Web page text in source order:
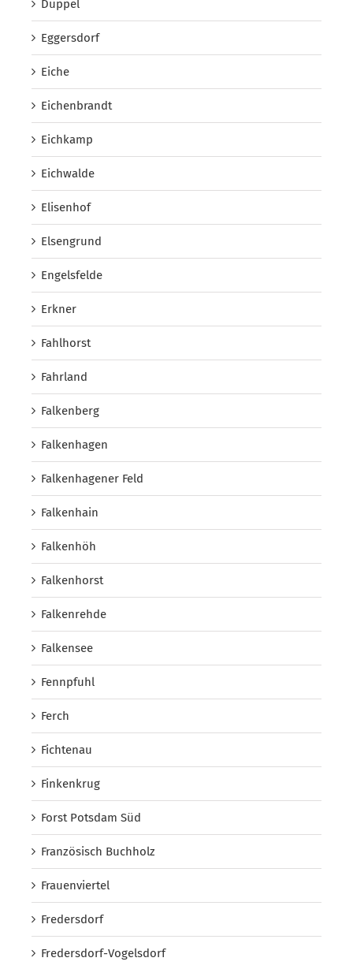
Düppel
Eggersdorf
Eiche
Eichenbrandt
Eichkamp
Eichwalde
Elisenhof
Elsengrund
Engelsfelde
Erkner
Fahlhorst
Fahrland
Falkenberg
Falkenhagen
Falkenhagener Feld
Falkenhain
Falkenhöh
Falkenhorst
Falkenrehde
Falkensee
Fennpfuhl
Ferch
Fichtenau
Finkenkrug
Forst Potsdam Süd
Französisch Buchholz
Frauenviertel
Fredersdorf
Fredersdorf-Vogelsdorf